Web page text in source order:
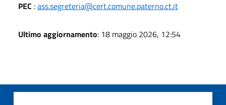
PEC :ass.segreteria@cert.comune.paterno.ct.it
Ultimo aggiornamento: 18 maggio 2026, 12:54